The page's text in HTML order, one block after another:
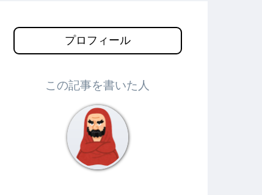
プロフィール
この記事を書いた人